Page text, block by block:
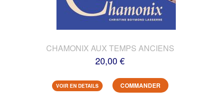
CHAMONIX AUX TEMPS ANCIENS
20,00 €
VOIR EN DETAILS COMMANDER